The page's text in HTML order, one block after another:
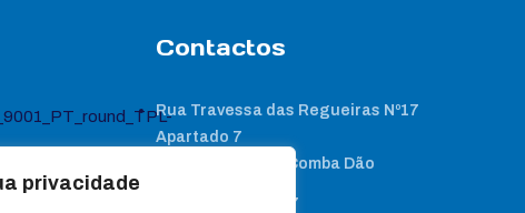
privacidade
Contactos
Rua Travessa das Regueiras Nº17
Apartado 7
3440-358 Santa Comba Dão
(+351) 232 882 267